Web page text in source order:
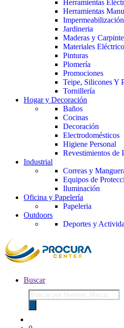
Herramientas
Herramientas
Impermeabilización
Jardineria
Maderas y
Materiales
Pinturas
Plomería
Promociones
Teipe, Silicones Y
Tornillería
Hogar y Decoración
Baños
Cocinas
Decoración
Electrodomésticos
Higiene Personal
Revestimientos de
Industrial
Correas y
Equipos de
Iluminación
Oficina y Papelería
Papeleria
Outdoors
Deportes y
Buscar
Búsqueda
de
productos